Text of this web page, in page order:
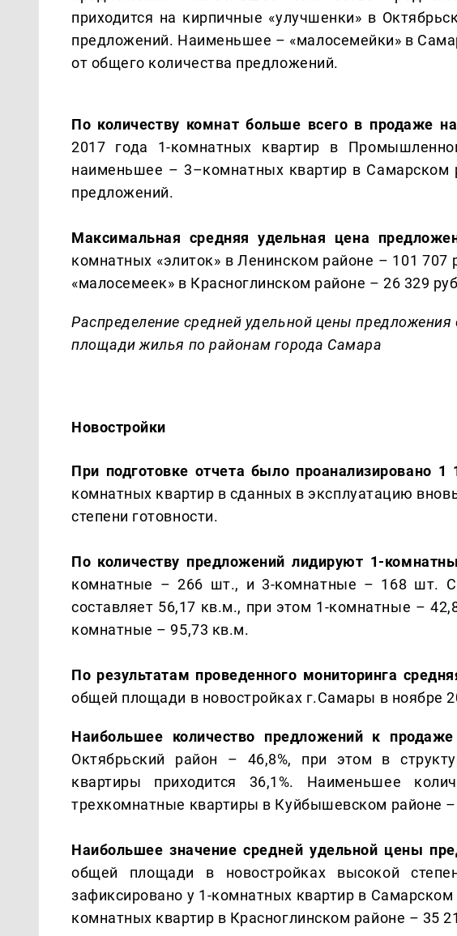
приходится на кирпичные «улучшенки» в
предложений. Наименьшее – «малосемейки» в
от общего количества предложений.
По количеству комнат больше всего в продаже
2017 года 1-комнатных квартир в
наименьшее – 3–комнатных квартир в Самарском
предложений.
Максимальная средняя удельная цена
комнатных «элиток» в Ленинском районе – 101
«малосемеек» в Красноглинском районе – 26 329
Распределение средней удельной цены
площади жилья по районам города Самара
Новостройки
При подготовке отчета было проанализировано 1
комнатных квартир в сданных в эксплуатацию
степени готовности.
По количеству предложений лидируют 1-
комнатные – 266 шт., и 3-комнатные – 168 шт.
составляет 56,17 кв.м., при этом 1-комнатные –
комнатные – 95,73 кв.м.
По результатам проведенного мониторинга
общей площади в новостройках г.Самары в ноябре
Наибольшее количество предложений к
Октябрьский район – 46,8%, при этом в
квартиры приходится 36,1%. Наименьшее
трехкомнатные квартиры в Куйбышевском районе –
Наибольшее значение средней удельной цены
общей площади в новостройках высокой
зафиксировано у 1-комнатных квартир в
комнатных квартир в Красноглинском районе – 35